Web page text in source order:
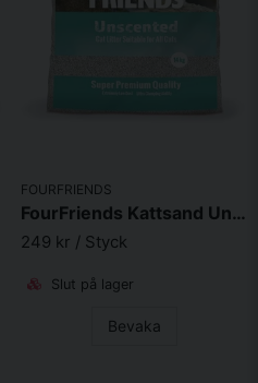
FOURFRIENDS
FourFriends Kattsand Unscented 14kg
249 kr / Styck
Slut på lager
Bevaka